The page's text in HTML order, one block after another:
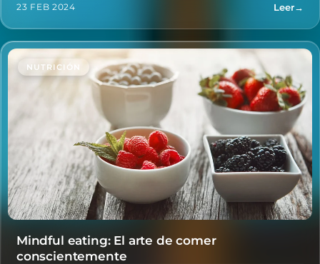
23 FEB 2024 Leer→
NUTRICIÓN
Mindful eating: El arte de comer
conscientemente